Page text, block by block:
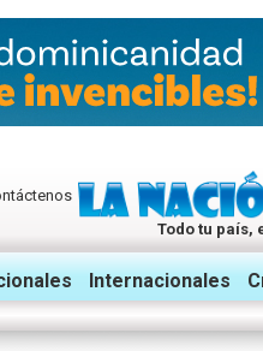
Todo tu país,
Internacionales